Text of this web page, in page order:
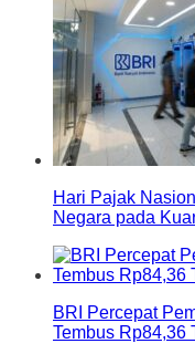
Hari Pajak
Negara pada
BRI Percepat
Tembus Rp84,36